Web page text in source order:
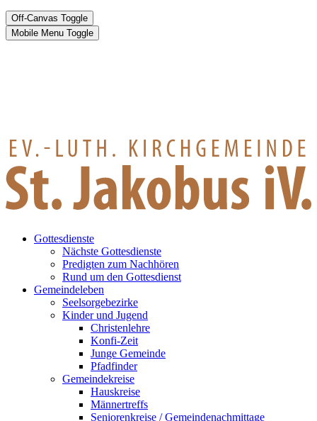
Off-Canvas Toggle
Mobile Menu Toggle
Gottesdienste
Nächste Gottesdienste
Predigten zum Nachhören
Rund um den Gottesdienst
Gemeindeleben
Seelsorgebezirke
Kinder und Jugend
Christenlehre
Konfi-Zeit
Junge Gemeinde
Pfadfinder
Gemeindekreise
Hauskreise
Männertreffs
Seniorenkreise / Gemeindenachmittage